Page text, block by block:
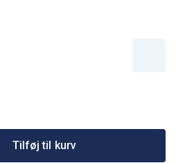
Tilføj til kurv